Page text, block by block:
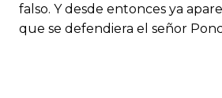
falso. Y desde entonces ya
que se defendiera el señor